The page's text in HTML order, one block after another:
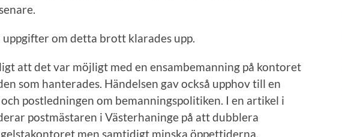
om detta brott klarades upp.
att det var möjligt med en ensambemanning på kontoret
som hanterades. Händelsen gav också upphov till en
postledningen om bemanningspolitiken. I en artikel i
postmästaren i Västerhaninge på att dubblera
men samtidigt minska öppettiderna.